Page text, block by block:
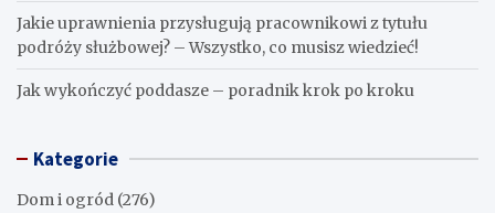
Jakie uprawnienia przysługują pracownikowi z tytułu
podróży służbowej? – Wszystko, co musisz wiedzieć!
Jak wykończyć poddasze – poradnik krok po kroku
Kategorie
Dom i ogród (276)